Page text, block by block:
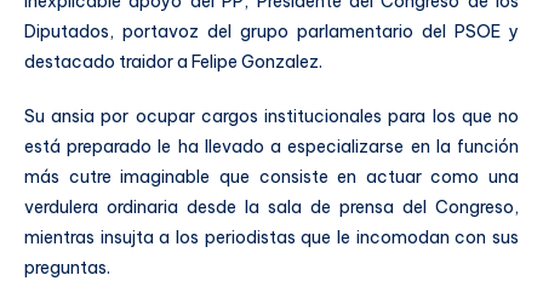
Diputados, portavoz del grupo parlamentario del PSOE y
destacado traidor a Felipe Gonzalez.
Su ansia por ocupar cargos institucionales para los que no
está preparado le ha llevado a especializarse en la función
más cutre imaginable que consiste en actuar como una
verdulera ordinaria desde la sala de prensa del Congreso,
mientras insujta a los periodistas que le incomodan con sus
preguntas.